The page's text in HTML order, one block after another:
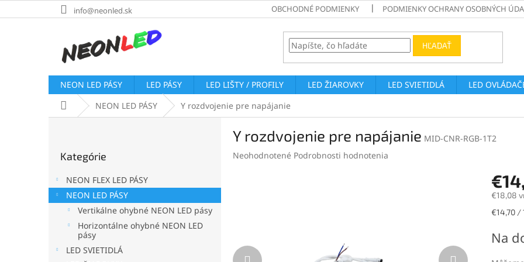
na
info@neonled.sk OBCHODNÉ PODMIENKY PODMIENKY OCHRANY OSOBNÝCH
HĽADAŤ
NEON LED PÁSY LED PÁSY LED LIŠTY / PROFILY LED ŽIAROVKY LED SVIETIDLÁ LED
DomovNEON LED PÁSY Y rozdvojenie pre napájanie
p
a
kategórie
Kategórie
NEON FLEX LED PÁSY
NEON LED PÁSY
Vertikálne ohybné NEON LED pásy
Horizontálne ohybné NEON LED
pásy
LED SVIETIDLÁ
Y rozdvojenie pre napájanie MID-CNR-RGB-1T2
Priemerné
Neohodnotené Podrobnosti hodnotenia
€18,08
€14,70 /
Na